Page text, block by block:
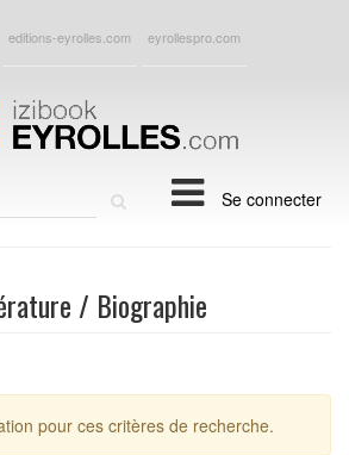
editions-eyrolles.com eyrollespro.com
Se connecter
/ Biographie
pour ces critères de recherche.